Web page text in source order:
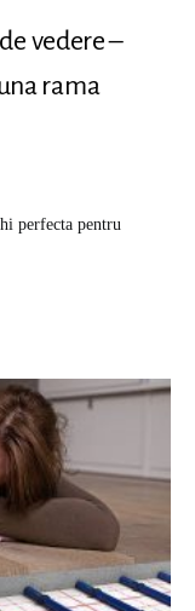
vedere –
rama
perfecta pentru